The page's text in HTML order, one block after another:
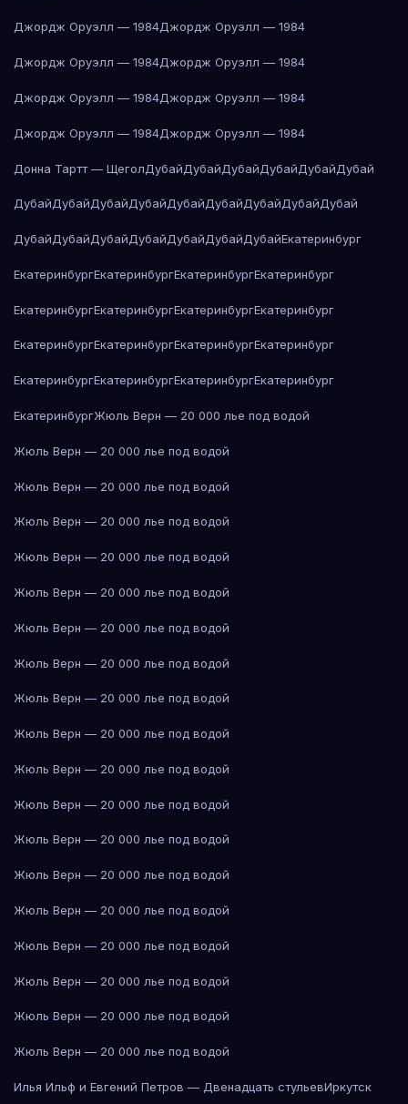
Джордж Оруэлл — 1984Джордж Оруэлл — 1984
Джордж Оруэлл — 1984Джордж Оруэлл — 1984
Джордж Оруэлл — 1984Джордж Оруэлл — 1984
Джордж Оруэлл — 1984Джордж Оруэлл — 1984
Донна Тартт — ЩеголДубайДубайДубайДубайДубайДубай
ДубайДубайДубайДубайДубайДубайДубайДубайДубай
ДубайДубайДубайДубайДубайДубайДубайЕкатеринбург
ЕкатеринбургЕкатеринбургЕкатеринбургЕкатеринбург
ЕкатеринбургЕкатеринбургЕкатеринбургЕкатеринбург
ЕкатеринбургЕкатеринбургЕкатеринбургЕкатеринбург
ЕкатеринбургЕкатеринбургЕкатеринбургЕкатеринбург
ЕкатеринбургЖюль Верн — 20 000 лье под водой
Жюль Верн — 20 000 лье под водой
Жюль Верн — 20 000 лье под водой
Жюль Верн — 20 000 лье под водой
Жюль Верн — 20 000 лье под водой
Жюль Верн — 20 000 лье под водой
Жюль Верн — 20 000 лье под водой
Жюль Верн — 20 000 лье под водой
Жюль Верн — 20 000 лье под водой
Жюль Верн — 20 000 лье под водой
Жюль Верн — 20 000 лье под водой
Жюль Верн — 20 000 лье под водой
Жюль Верн — 20 000 лье под водой
Жюль Верн — 20 000 лье под водой
Жюль Верн — 20 000 лье под водой
Жюль Верн — 20 000 лье под водой
Жюль Верн — 20 000 лье под водой
Жюль Верн — 20 000 лье под водой
Жюль Верн — 20 000 лье под водой
Илья Ильф и Евгений Петров — Двенадцать стульевИркутск